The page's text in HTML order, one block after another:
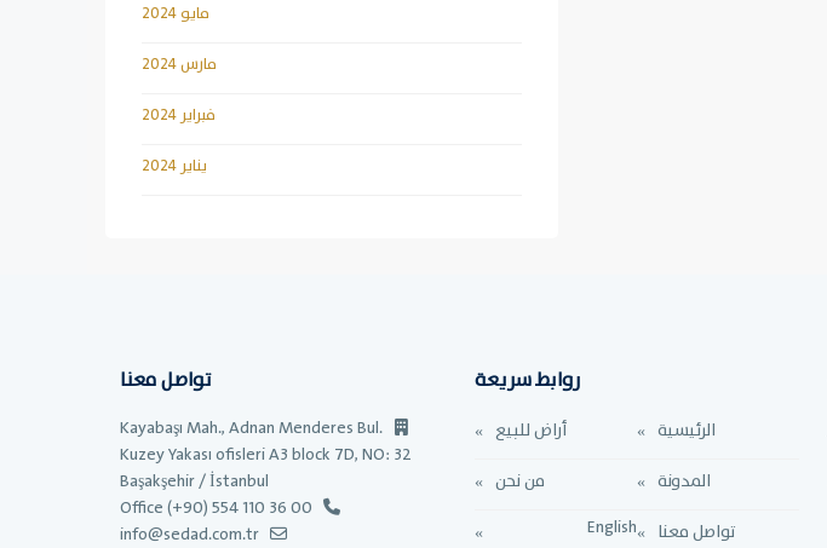
مايو 2024
مارس 2024
فبراير 2024
يناير 2024
روابط سريعة
الرئيسية
أراض للبيع
المدونة
من نحن
تواصل معنا
English
تواصل معنا
Kayabaşı Mah., Adnan Menderes Bul.
Kuzey Yakası ofisleri A3 block 7D, NO: 32
Başakşehir / İstanbul
Office (+90) 554 110 36 00
info@sedad.com.tr